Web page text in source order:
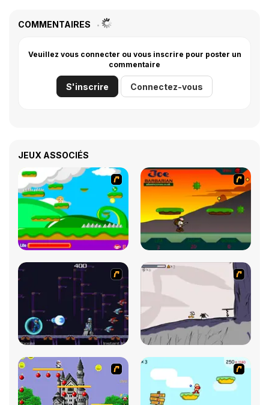
COMMENTAIRES
Veuillez vous connecter ou vous inscrire pour poster un
commentaire
S'inscrire Connectez-vous
JEUX ASSOCIÉS